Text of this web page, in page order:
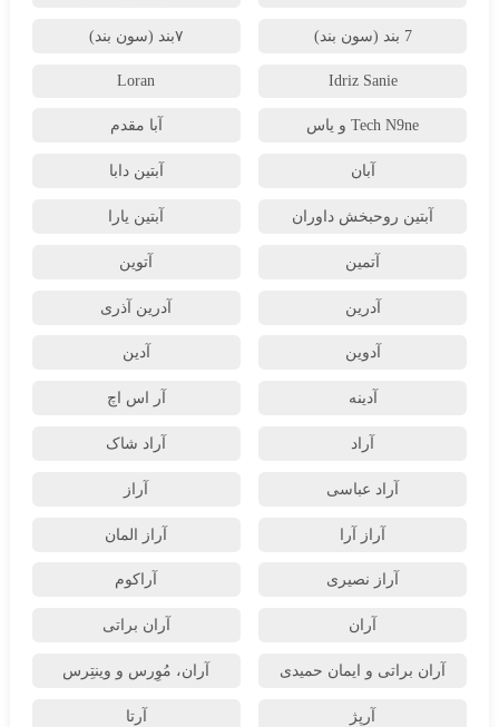
7 بند (سون بند) ۷بند (سون بند)
Idriz Sanie
Loran
Tech N9ne و یاس آبا مقدم
آبان آبتین دابا
آبتین روحبخش داوران آبتین یارا
آتمین آتوین
آدرین آدرین آذری
آدوین آدین
آدینه آر اس اچ
آراد آراد شاک
آراد عباسی آراز
آراز آرا آراز المان
آراز نصیری آراکوم
آران آران براتی
آران براتی و ایمان حمیدی آران، مُوِرس و وینتِرس
آرپژ آرتا